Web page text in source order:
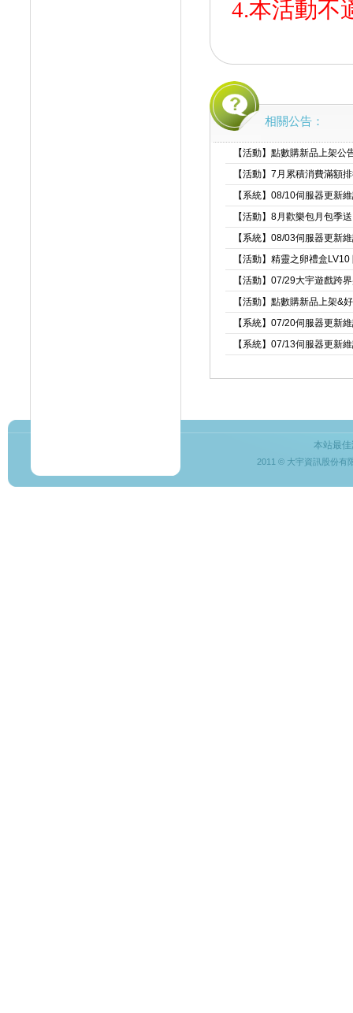
4.本活動不
相關公告：
【活動】點數購新品上架公
【活動】7月累積消費滿額
【系統】08/10伺服器更新
【活動】8月歡樂包月包季送
【系統】08/03伺服器更新
【活動】精靈之卵禮盒
【活動】07/29大宇遊戲跨
【活動】點數購新品上架&
【系統】07/20伺服器更新
【系統】07/13伺服器更新
本站最
2011 © 大宇資訊股份有